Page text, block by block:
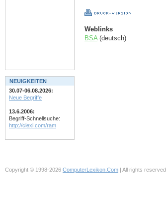
Weblinks
BSA(deutsch)
NEUIGKEITEN
30.07-06.08.2026:
Neue Begriffe
13.6.2006:
Begriff-Schnellsuche:
http://clexi.com/ram
Copyright © 1998-2026 ComputerLexikon.Com | All rights reserved.